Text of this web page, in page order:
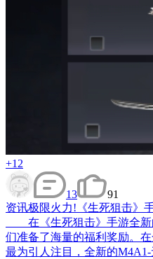
+12
13
91
资讯极限火力!《生死狙击》
在《生死狙击》手游全新
们准备了海量的福利奖励。
最为引人注目，全新的